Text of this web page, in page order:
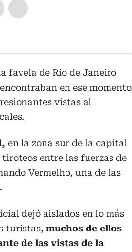
favela de Río de Janeiro
en ese momento
vistas al
en la zona sur de la capital
entre las fuerzas de
Vermelho, una de las
dejó aislados en lo más
turistas, muchos de ellos
de las vistas de la